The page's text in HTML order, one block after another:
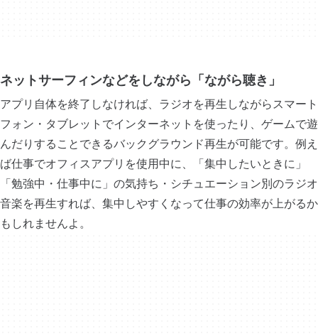
ネットサーフィンなどをしながら「ながら聴き」
アプリ自体を終了しなければ、ラジオを再生しながらスマート
フォン・タブレットでインターネットを使ったり、ゲームで遊
んだりすることできるバックグラウンド再生が可能です。例え
ば仕事でオフィスアプリを使用中に、「集中したいときに」
「勉強中・仕事中に」の気持ち・シチュエーション別のラジオ
音楽を再生すれば、集中しやすくなって仕事の効率が上がるか
もしれませんよ。